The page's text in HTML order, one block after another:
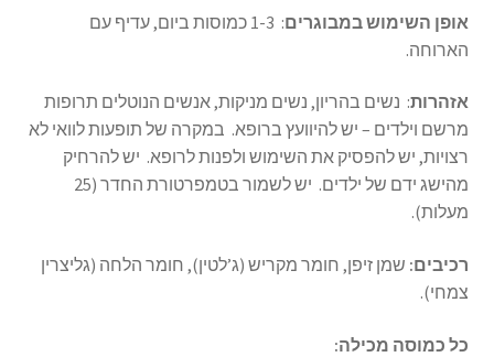
אופן השימוש במבוגרים
: 1-3 כמוסות ביום, עדיף עם
הארוחה.
אזהרות: נשים בהריון, נשים מניקות, אנשים הנוטלים תרופות
מרשם וילדים – יש להיוועץ ברופא. במקרה של תופעות לוואי לא
רצויות, יש להפסיק את השימוש ולפנות לרופא. יש להרחיק
מהישג ידם של ילדים. יש לשמור בטמפרטורת החדר (25
מעלות).
רכיבים: שמן זיפן, חומר מקריש (ג’לטין), חומר הלחה (גליצרין
צמחי).
כל כמוסה מכילה: